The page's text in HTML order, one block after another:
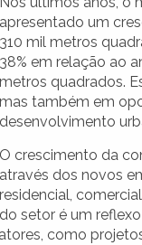
apresentado um
310 mil metros
38% em relação ao
metros quadrados.
mas também em
desenvolvimento
O crescimento da
através dos novos
residencial,
do setor é um
como